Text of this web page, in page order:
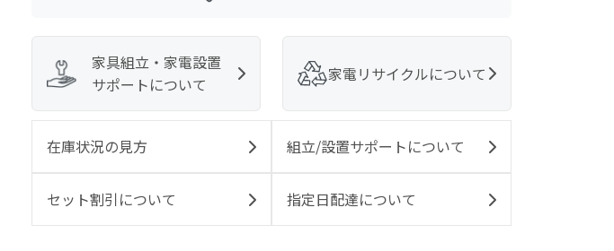
家具組立・家電設置
サポートについて
家電リサイクルについて
在庫状況の見方 組立/設置サポートについて
セット割引について 指定日配達について